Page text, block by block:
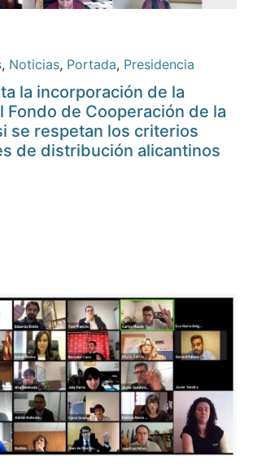
, Noticias, Portada, Presidencia
la incorporación de la
Fondo de Cooperación de la
se respetan los criterios
de distribución alicantinos